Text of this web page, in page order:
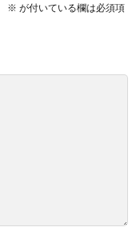
※ が付いている欄は必須項